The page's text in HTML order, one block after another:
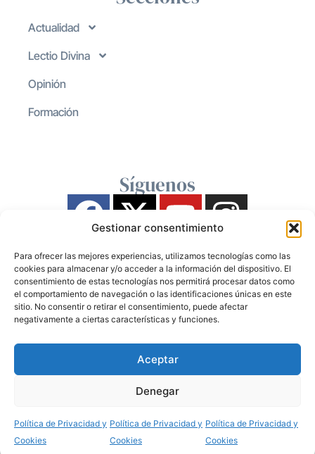
Gestionar consentimiento
Para ofrecer las mejores experiencias, utilizamos tecnologías como las
cookies para almacenar y/o acceder a la información del dispositivo. El
consentimiento de estas tecnologías nos permitirá procesar datos como
el comportamiento de navegación o las identificaciones únicas en este
sitio. No consentir o retirar el consentimiento, puede afectar
negativamente a ciertas características y funciones.
Aceptar
Denegar
Política de Privacidad y
Cookies
Política de Privacidad y
Cookies
Política de Privacidad y
Cookies
Actualidad
Lectio Divina
Opinión
Formación
Síguenos